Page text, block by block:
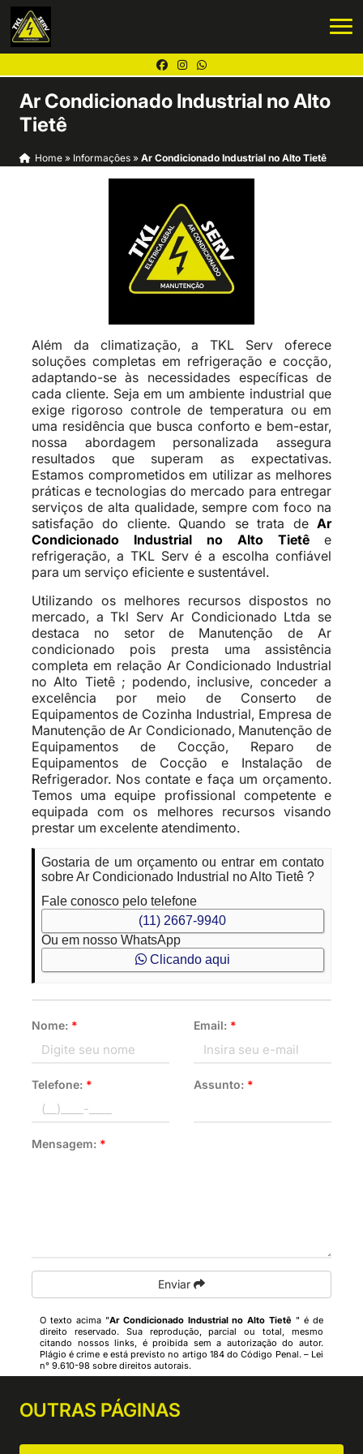
Ar Condicionado Industrial no Alto
Tietê
Home» Informações » Ar Condicionado Industrial no Alto Tietê
Além da climatização, a TKL Serv oferece
soluções completas em refrigeração e cocção,
adaptando-se às necessidades específicas de
cada cliente. Seja em um ambiente industrial que
exige rigoroso controle de temperatura ou em
uma residência que busca conforto e bem-estar,
nossa abordagem personalizada assegura
resultados que superam as expectativas.
Estamos comprometidos em utilizar as melhores
práticas e tecnologias do mercado para entregar
serviços de alta qualidade, sempre com foco na
satisfação do cliente. Quando se trata deAr
Condicionado Industrial no Alto Tietêe
refrigeração, a TKL Serv é a escolha confiável
para um serviço eficiente e sustentável.
Utilizando os melhores recursos dispostos no
mercado, a Tkl Serv Ar Condicionado Ltda se
destaca no setor de Manutenção de Ar
condicionado pois presta uma assistência
completa em relação Ar Condicionado Industrial
no Alto Tietê ; podendo, inclusive, conceder a
excelência por meio de Conserto de
Equipamentos de Cozinha Industrial, Empresa de
Manutenção de Ar Condicionado, Manutenção de
Equipamentos de Cocção, Reparo de
Equipamentos de Cocção e Instalação de
Refrigerador. Nos contate e faça um orçamento.
Temos uma equipe profissional competente e
equipada com os melhores recursos visando
prestar um excelente atendimento.
Gostaria de um orçamento ou entrar em contato
sobre Ar Condicionado Industrial no Alto Tietê ?
Fale conosco pelo telefone
(11) 2667-9940
Ou em nosso WhatsApp
Clicando aqui
Nome: * Email: *
Telefone: * Assunto: *
Mensagem: *
Enviar
O texto acima "Ar Condicionado Industrial no Alto Tietê " é de
direito reservado. Sua reprodução, parcial ou total, mesmo
citando nossos links, é proibida sem a autorização do autor.
Plágio é crime e está previsto no artigo 184 do Código Penal. – Lei
n° 9.610-98 sobre direitos autorais.
OUTRAS PÁGINAS